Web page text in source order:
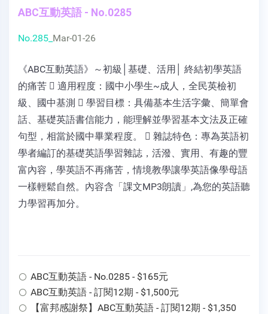
ABC互動英語 - No.0285
No.285_ Mar-01-26
《ABC互動英語》～初級│基礎、活用│ 終結初學英語
的痛苦  適用程度：國中小學生~成人，全民英檢初
級、國中基測  學習目標：具備基本生活字彙、簡單會
話、基礎英語書信能力，能理解並學習基本文法及正確
句型，相當於國中畢業程度。  雜誌特色：專為英語初
學者編訂的基礎英語學習雜誌，活潑、實用、有趣的豐
富內容，學英語不再痛苦，情境教學讓學英語像學母語
一樣輕鬆自然。內容含「課文MP3朗讀」,為您的英語聽
力學習再加分。
ABC互動英語 - No.0285 - $165元
ABC互動英語 - 訂閱12期 - $1,500元
【富邦感謝祭】ABC互動英語 - 訂閱12期 - $1,350